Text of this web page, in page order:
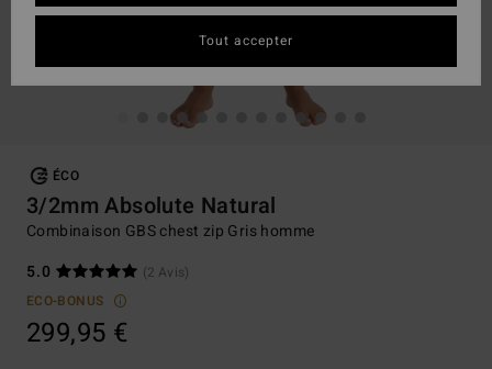
ÉCO
3/2mm Absolute Natural
Combinaison GBS chest zip Gris homme
5.0
(2 Avis)
ECO-BONUS
299,95 €
Tout accepter